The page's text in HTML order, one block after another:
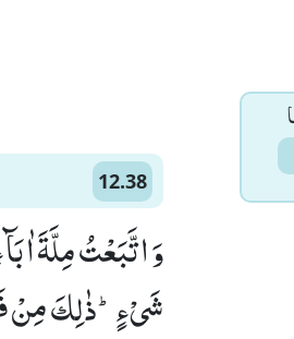
12.38
وَ اتَّبَعْتُ مِلَّةَ
شَیْءٍؕ-ذٰلِكَ مِنْ